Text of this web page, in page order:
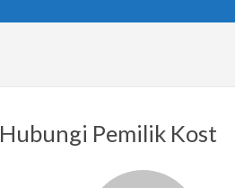
Hubungi Pemilik Kost